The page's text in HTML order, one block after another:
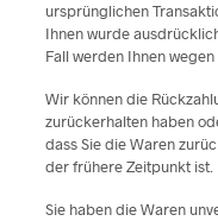
ursprünglichen
Ihnen wurde
Fall werden Ihnen
Wir können die
zurückerhalten haben
dass Sie die Waren
der frühere Zeitpunkt ist.
Sie haben die Waren